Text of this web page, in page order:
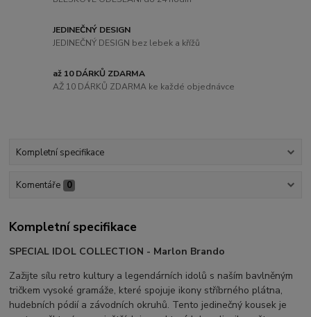
JEDINEČNÝ DESIGN
JEDINEČNÝ DESIGN bez lebek a křížů
až 10 DÁRKŮ ZDARMA
AŽ 10 DÁRKŮ ZDARMA ke každé objednávce
Kompletní specifikace
Komentáře 0
Kompletní specifikace
SPECIAL IDOL COLLECTION - Marlon Brando
Zažijte sílu retro kultury a legendárních idolů s naším bavlněným
tričkem vysoké gramáže, které spojuje ikony stříbrného plátna,
hudebních pódií a závodních okruhů. Tento jedinečný kousek je